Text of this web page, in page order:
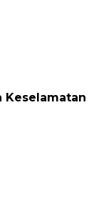
Keselamatan